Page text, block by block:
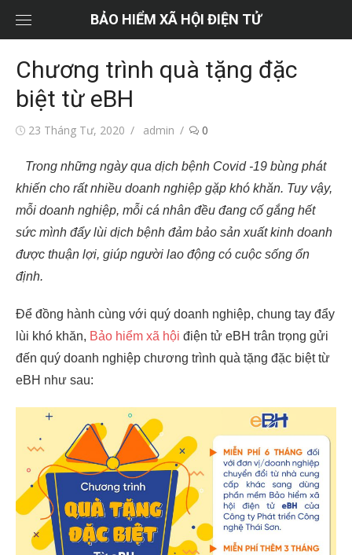
dung
BẢO HIỂM XÃ HỘI ĐIỆN TỬ
Chương trình quà tặng đặc
biệt từ eBH
Đăng23 Tháng Tư, 2020
Tác
admin 0
Trong những ngày qua dịch bệnh Covid -19 bùng phát
khiến cho rất nhiều doanh nghiệp gặp khó khăn. Tuy vậy,
mỗi doanh nghiệp, mỗi cá nhân đều đang cố gắng hết
sức mình đẩy lùi dịch bệnh đảm bảo sản xuất kinh doanh
được thuận lợi, giúp người lao động có cuộc sống ổn
định.
Để đồng hành cùng với quý doanh nghiệp, chung tay đẩy
lùi khó khăn, Bảo hiểm xã hội điện tử eBH trân trọng gửi
đến quý doanh nghiệp chương trình quà tặng đặc biệt từ
eBH như sau: